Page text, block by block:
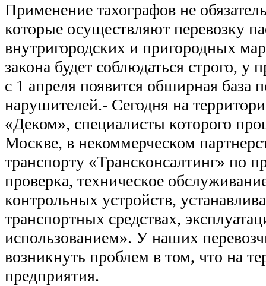
Применение тахографов не
которые осуществляют перевозку
внутригородских и пригородных
закона будет соблюдаться строго, у
с 1 апреля появится обширная база
нарушителей.- Сегодня на
«Деком», специалисты которого
Москве, в некоммерческом
транспорту «Трансконсалтинг» по
проверка, техническое
контрольных устройств,
транспортных средствах,
использованием». У наших
возникнуть проблем в том, что на
предприятия.